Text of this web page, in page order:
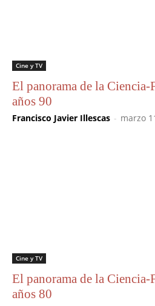
Cine y TV
El panorama de la
años 90
Francisco Javier Illescas - marzo
Cine y TV
El panorama de la
años 80